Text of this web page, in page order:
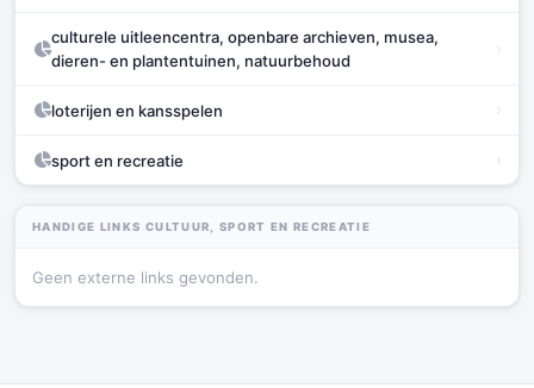
culturele uitleencentra, openbare archieven, musea,
dieren- en plantentuinen, natuurbehoud
›
loterijen en kansspelen ›
sport en recreatie ›
HANDIGE LINKS CULTUUR, SPORT EN RECREATIE
Geen externe links gevonden.